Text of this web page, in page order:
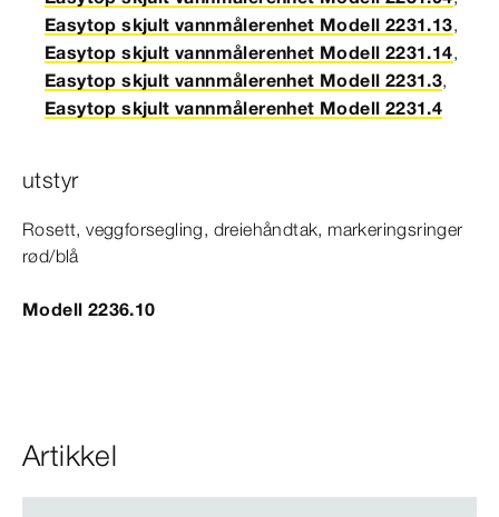
Easytop skjult vannmålerenhet Modell 2231.13,
Easytop skjult vannmålerenhet Modell 2231.14,
Easytop skjult vannmålerenhet Modell 2231.3,
Easytop skjult vannmålerenhet Modell 2231.4
utstyr
Rosett, veggforsegling, dreiehåndtak, markeringsringer
rød/blå
Modell 2236.10
Artikkel